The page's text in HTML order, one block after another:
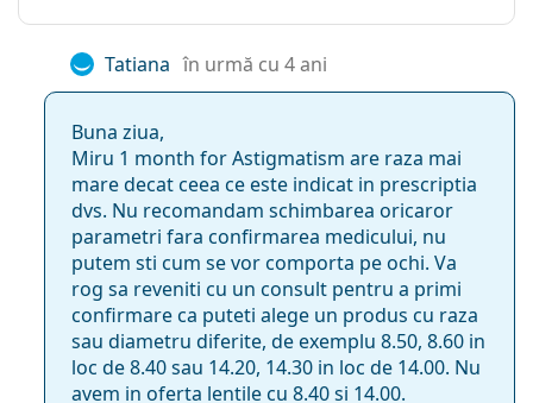
Tatiana în urmă cu 4 ani
Buna ziua,
Miru 1 month for Astigmatism are raza mai
mare decat ceea ce este indicat in prescriptia
dvs. Nu recomandam schimbarea oricaror
parametri fara confirmarea medicului, nu
putem sti cum se vor comporta pe ochi. Va
rog sa reveniti cu un consult pentru a primi
confirmare ca puteti alege un produs cu raza
sau diametru diferite, de exemplu 8.50, 8.60 in
loc de 8.40 sau 14.20, 14.30 in loc de 14.00. Nu
avem in oferta lentile cu 8.40 si 14.00.